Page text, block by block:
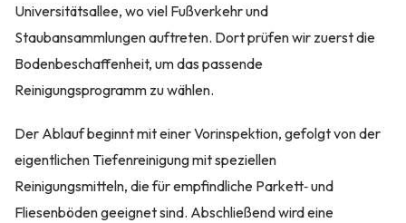
Universitätsallee, wo viel Fußverkehr und
Staubansammlungen auftreten. Dort prüfen wir zuerst die
Bodenbeschaffenheit, um das passende
Reinigungsprogramm zu wählen.
Der Ablauf beginnt mit einer Vorinspektion, gefolgt von der
eigentlichen Tiefenreinigung mit speziellen
Reinigungsmitteln, die für empfindliche Parkett‑ und
Fliesenböden geeignet sind. Abschließend wird eine